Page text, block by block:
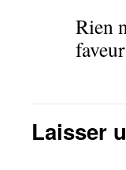
Rien
Laisser